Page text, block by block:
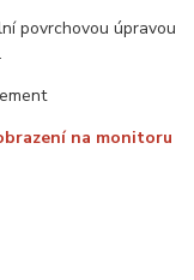
povrchovou úpravou
na monitoru